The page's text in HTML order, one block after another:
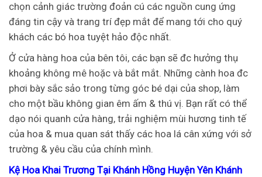
chọn cảnh giác trường đoản cú các nguồn cung ứng
đáng tin cậy và trang trí đẹp mắt để mang tới cho quý
khách các bó hoa tuyệt hảo độc nhất.
Ở cửa hàng hoa của bên tôi, các bạn sẽ đc hưởng thụ
khoảng không mê hoặc và bắt mắt. Những cành hoa đc
phơi bày sắc sảo trong từng góc bé dại của shop, làm
cho một bầu không gian êm ấm & thú vị. Bạn rất có thể
dạo nói quanh cửa hàng, trải nghiệm mùi hương tinh tế
của hoa & mua quan sát thấy các hoa lá cân xứng với sở
trường & yêu cầu của chính mình.
Kệ Hoa Khai Trương Tại Khánh Hồng Huyện Yên Khánh